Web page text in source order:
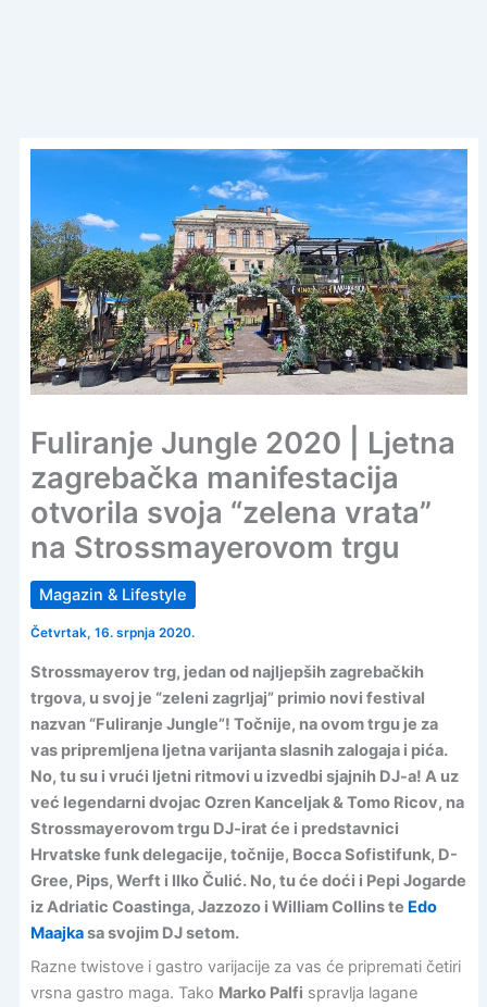
Fuliranje Jungle 2020 | Ljetna
zagrebačka manifestacija
otvorila svoja “zelena vrata”
na Strossmayerovom trgu
Magazin & Lifestyle
Četvrtak, 16. srpnja 2020.
Strossmayerov trg, jedan od najljepših zagrebačkih
trgova, u svoj je “zeleni zagrljaj” primio novi festival
nazvan “Fuliranje Jungle”! Točnije, na ovom trgu je za
vas pripremljena ljetna varijanta slasnih zalogaja i pića.
No, tu su i vrući ljetni ritmovi u izvedbi sjajnih DJ-a! A uz
već legendarni dvojac Ozren Kanceljak & Tomo Ricov, na
Strossmayerovom trgu DJ-irat će i predstavnici
Hrvatske funk delegacije, točnije, Bocca Sofistifunk, D-
Gree, Pips, Werft i Ilko Čulić. No, tu će doći i Pepi Jogarde
iz Adriatic Coastinga, Jazzozo i William Collins te Edo
Maajkasa svojim DJ setom.
Razne twistove i gastro varijacije za vas će pripremati četiri
vrsna gastro maga. Tako Marko Palfi spravlja lagane